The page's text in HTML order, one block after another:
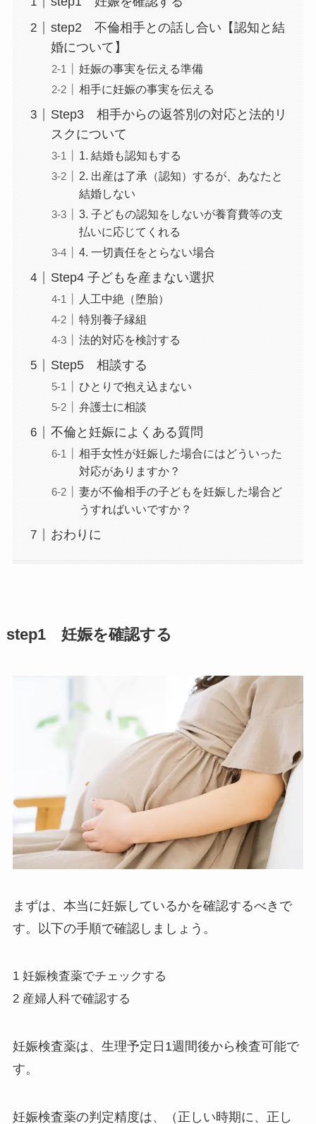
step2 不倫相手との話し合い【認知と結
婚について】
妊娠の事実を伝える準備
相手に妊娠の事実を伝える
Step3 相手からの返答別の対応と法的リ
スクについて
1. 結婚も認知もする
2. 出産は了承（認知）するが、あなたと
結婚しない
3. 子どもの認知をしないが養育費等の支
払いに応じてくれる
4. 一切責任をとらない場合
Step4 子どもを産まない選択
人工中絶（堕胎）
特別養子縁組
法的対応を検討する
Step5 相談する
ひとりで抱え込まない
弁護士に相談
不倫と妊娠によくある質問
相手女性が妊娠した場合にはどういった
対応がありますか？
妻が不倫相手の子どもを妊娠した場合ど
うすればいいですか？
おわりに
step1 妊娠を確認する
まずは、本当に妊娠しているかを確認するべきで
す。以下の手順で確認しましょう。
1 妊娠検査薬でチェックする
2 産婦人科で確認する
妊娠検査薬は、生理予定日1週間後から検査可能で
す。
妊娠検査薬の判定精度は、（正しい時期に、正し